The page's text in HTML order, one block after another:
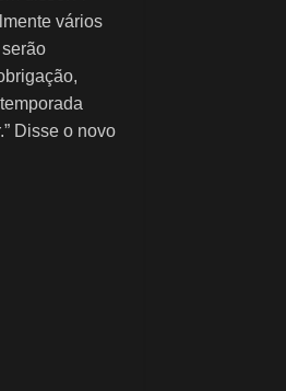
vários
Disse o novo